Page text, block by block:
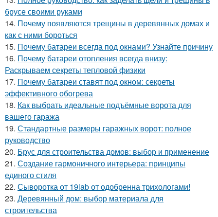
брусе своими руками
14. Почему появляются трещины в деревянных домах и
как с ними бороться
15. Почему батареи всегда под окнами? Узнайте причину
16. Почему батареи отопления всегда внизу:
Раскрываем секреты тепловой физики
17. Почему батареи ставят под окном: секреты
эффективного обогрева
18. Как выбрать идеальные подъёмные ворота для
вашего гаража
19. Стандартные размеры гаражных ворот: полное
руководство
20. Брус для строительства домов: выбор и применение
21. Создание гармоничного интерьера: принципы
единого стиля
22. Сыворотка от 19lab от одобренна трихологами!
23. Деревянный дом: выбор материала для
строительства